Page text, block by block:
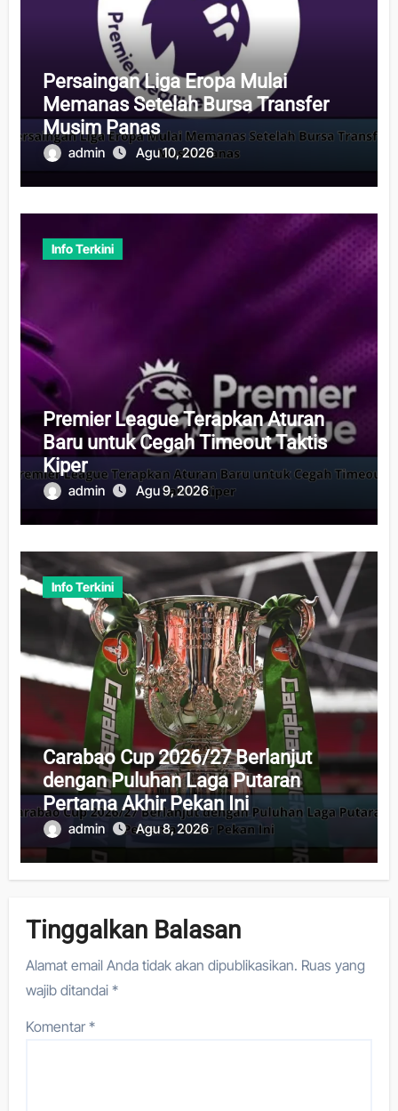
Persaingan Liga Eropa Mulai
Memanas Setelah Bursa Transfer
Musim Panas
admin Agu 10, 2026
Info Terkini
Premier League Terapkan Aturan
Baru untuk Cegah Timeout Taktis
Kiper
admin Agu 9, 2026
Info Terkini
Carabao Cup 2026/27 Berlanjut
dengan Puluhan Laga Putaran
Pertama Akhir Pekan Ini
admin Agu 8, 2026
Tinggalkan Balasan
Alamat email Anda tidak akan dipublikasikan. Ruas yang
wajib ditandai*
Komentar*